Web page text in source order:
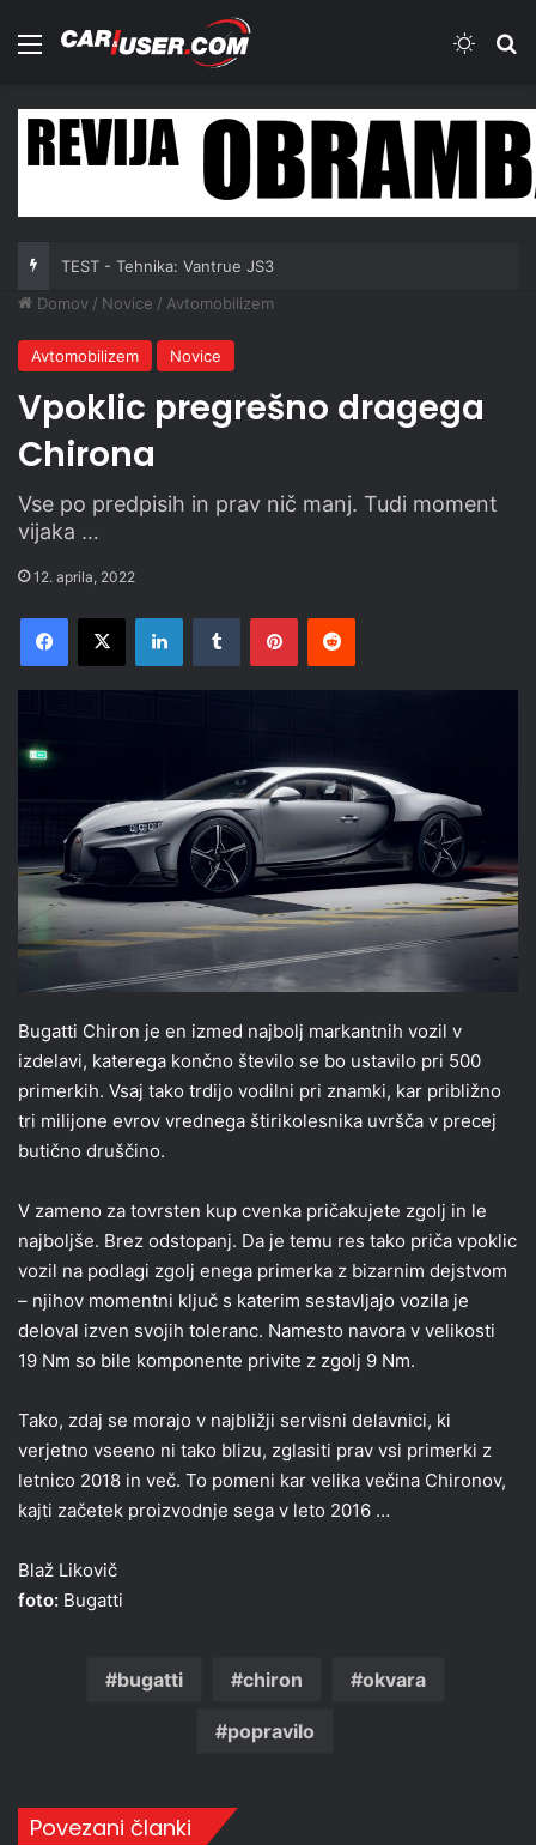
Meni
TEST - Tehnika: Vantrue JS3
Domov / Novice / Avtomobilizem
Avtomobilizem Novice
Vpoklic pregrešno dragega
Chirona
Vse po predpisih in prav nič manj. Tudi moment
vijaka …
12. aprila, 2022
Facebook
X LinkedInTumblr PinterestReddit
Bugatti Chiron je en izmed najbolj markantnih vozil v
izdelavi, katerega končno število se bo ustavilo pri 500
primerkih. Vsaj tako trdijo vodilni pri znamki, kar približno
tri milijone evrov vrednega štirikolesnika uvršča v precej
butično druščino.
V zameno za tovrsten kup cvenka pričakujete zgolj in le
najboljše. Brez odstopanj. Da je temu res tako priča vpoklic
vozil na podlagi zgolj enega primerka z bizarnim dejstvom
– njihov momentni ključ s katerim sestavljajo vozila je
deloval izven svojih toleranc. Namesto navora v velikosti
19 Nm so bile komponente privite z zgolj 9 Nm.
Tako, zdaj se morajo v najbližji servisni delavnici, ki
verjetno vseeno ni tako blizu, zglasiti prav vsi primerki z
letnico 2018 in več. To pomeni kar velika večina Chironov,
kajti začetek proizvodnje sega v leto 2016 …
Blaž Likovič
foto: Bugatti
bugatti chiron okvara
popravilo
Povezani članki